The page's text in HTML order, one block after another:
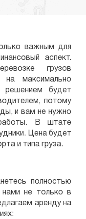
важным для
аспект.
грузов
на максимально
решением будет
потому
и вам не нужно
В штате
Цена будет
и типа груза.
полностью
не только в
аренду на